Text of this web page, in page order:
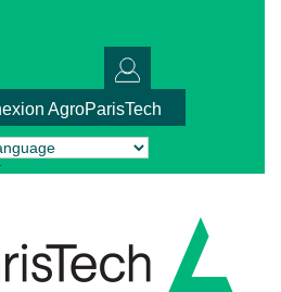
AgroParisTech
Translate